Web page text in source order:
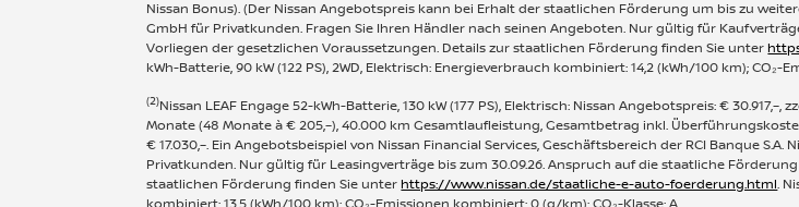
Nissan Bonus). (Der Nissan Angebotspreis kann bei Erhalt der staatlichen Förderung um bis zu
GmbH für Privatkunden. Fragen Sie Ihren Händler nach seinen Angeboten. Nur gültig für
Vorliegen der gesetzlichen Voraussetzungen. Details zur staatlichen Förderung finden Sie unter
kWh-Batterie, 90 kW (122 PS), 2WD, Elektrisch: Energieverbrauch kombiniert: 14,2 (kWh/100 km); CO₂-
(2)Nissan LEAF Engage 52-kWh-Batterie, 130 kW (177 PS), Elektrisch: Nissan Angebotspreis: €
Monate (48 Monate à € 205,–), 40.000 km Gesamtlaufleistung, Gesamtbetrag inkl.
€ 17.030,–. Ein Angebotsbeispiel von Nissan Financial Services, Geschäftsbereich der RCI Banque
Privatkunden. Nur gültig für Leasingverträge bis zum 30.09.26. Anspruch auf die staatliche
staatlichen Förderung finden Sie unter https://www.nissan.de/staatliche-e-auto-foerderung.html.